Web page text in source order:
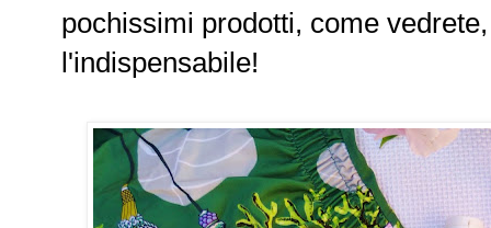
pochissimi prodotti, come
l'indispensabile!